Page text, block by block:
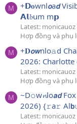
M
+𝗗𝐨wnl𝙤a𝙙
𝗔𝗹𝓫um m𝗽
Latest: monicauoz
Hợp đồng và phụ
M
+𝐃𝙤𝙬nlo𝚊d
2026: Charlotte
Latest: monicauoz
Hợp đồng và phụ
M
~D𝚘w𝓷lo𝙖𝙙
2026) {𝚛a𝚛
Latest: monicauoz